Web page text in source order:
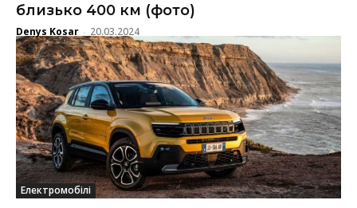
близько 400 км (фото)
Denys Kosar - 20.03.2024
Електромобілі